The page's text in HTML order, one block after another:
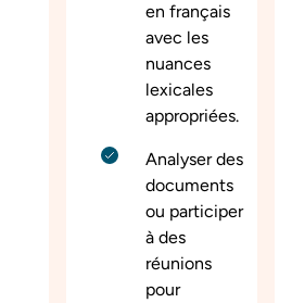
en français
avec les
nuances
lexicales
appropriées.
Analyser des
documents
ou participer
à des
réunions
pour